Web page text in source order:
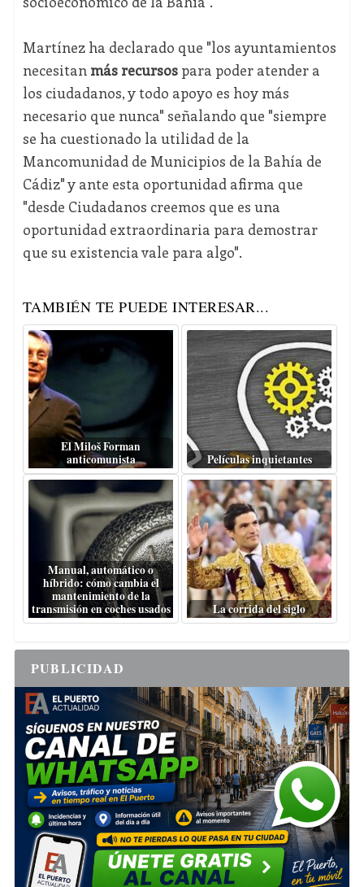
Martínez ha declarado que "los ayuntamientos
necesitan más recursospara poder atender a
los ciudadanos, y todo apoyo es hoy más
necesario que nunca" señalando que "siempre
se ha cuestionado la utilidad de la
Mancomunidad de Municipios de la Bahía de
Cádiz" y ante esta oportunidad afirma que
"desde Ciudadanos creemos que es una
oportunidad extraordinaria para demostrar
que su existencia vale para algo".
TAMBIÉN TE PUEDE INTERESAR...
El Miloš Forman
anticomunista
Películas inquietantes
Manual, automático o
híbrido: cómo cambia el
mantenimiento de la
transmisión en coches usados
La corrida del siglo
PUBLICIDAD